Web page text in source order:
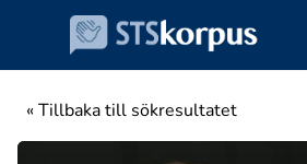
« Tillbaka till sökresultatet